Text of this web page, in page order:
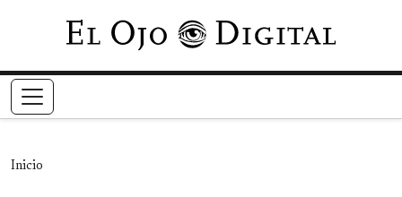
Pasar al contenido principal
Inicio